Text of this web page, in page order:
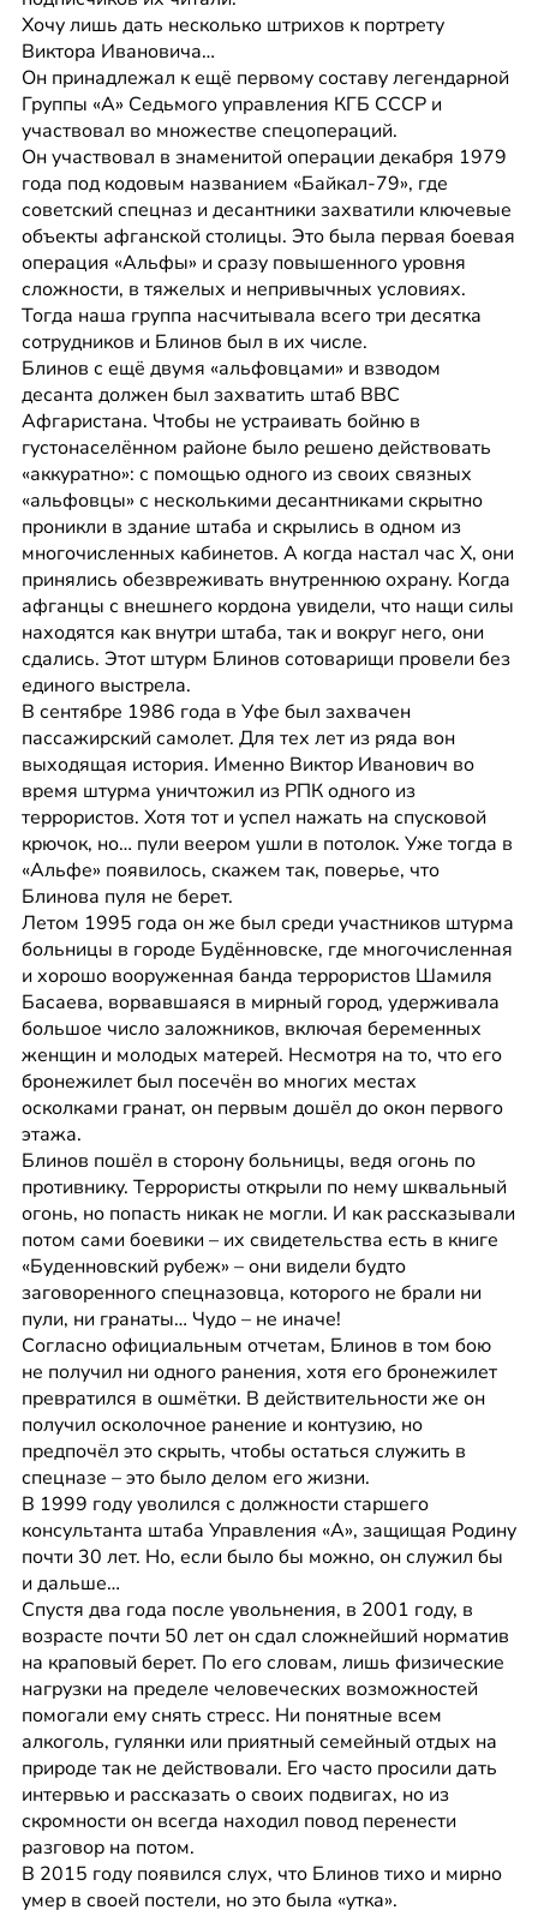
Хочу лишь дать несколько штрихов к портрету
Виктора Ивановича…
Он принадлежал к ещё первому составу легендарной
Группы «А» Седьмого управления КГБ СССР и
участвовал во множестве спецопераций.
Он участвовал в знаменитой операции декабря 1979
года под кодовым названием «Байкал-79», где
советский спецназ и десантники захватили ключевые
объекты афганской столицы. Это была первая боевая
операция «Альфы» и сразу повышенного уровня
сложности, в тяжелых и непривычных условиях.
Тогда наша группа насчитывала всего три десятка
сотрудников и Блинов был в их числе.
Блинов с ещё двумя «альфовцами» и взводом
десанта должен был захватить штаб ВВС
Афгаристана. Чтобы не устраивать бойню в
густонаселённом районе было решено действовать
«аккуратно»: с помощью одного из своих связных
«альфовцы» с несколькими десантниками скрытно
проникли в здание штаба и скрылись в одном из
многочисленных кабинетов. А когда настал час Х, они
принялись обезвреживать внутреннюю охрану. Когда
афганцы с внешнего кордона увидели, что нащи силы
находятся как внутри штаба, так и вокруг него, они
сдались. Этот штурм Блинов сотоварищи провели без
единого выстрела.
В сентябре 1986 года в Уфе был захвачен
пассажирский самолет. Для тех лет из ряда вон
выходящая история. Именно Виктор Иванович во
время штурма уничтожил из РПК одного из
террористов. Хотя тот и успел нажать на спусковой
крючок, но… пули веером ушли в потолок. Уже тогда в
«Альфе» появилось, скажем так, поверье, что
Блинова пуля не берет.
Летом 1995 года он же был среди участников штурма
больницы в городе Будённовске, где многочисленная
и хорошо вооруженная банда террористов Шамиля
Басаева, ворвавшаяся в мирный город, удерживала
большое число заложников, включая беременных
женщин и молодых матерей. Несмотря на то, что его
бронежилет был посечён во многих местах
осколками гранат, он первым дошёл до окон первого
этажа.
Блинов пошёл в сторону больницы, ведя огонь по
противнику. Террористы открыли по нему шквальный
огонь, но попасть никак не могли. И как рассказывали
потом сами боевики – их свидетельства есть в книге
«Буденновский рубеж» – они видели будто
заговоренного спецназовца, которого не брали ни
пули, ни гранаты… Чудо – не иначе!
Согласно официальным отчетам, Блинов в том бою
не получил ни одного ранения, хотя его бронежилет
превратился в ошмётки. В действительности же он
получил осколочное ранение и контузию, но
предпочёл это скрыть, чтобы остаться служить в
спецназе – это было делом его жизни.
В 1999 году уволился с должности старшего
консультанта штаба Управления «А», защищая Родину
почти 30 лет. Но, если было бы можно, он служил бы
и дальше…
Спустя два года после увольнения, в 2001 году, в
возрасте почти 50 лет он сдал сложнейший норматив
на краповый берет. По его словам, лишь физические
нагрузки на пределе человеческих возможностей
помогали ему снять стресс. Ни понятные всем
алкоголь, гулянки или приятный семейный отдых на
природе так не действовали. Его часто просили дать
интервью и рассказать о своих подвигах, но из
скромности он всегда находил повод перенести
разговор на потом.
В 2015 году появился слух, что Блинов тихо и мирно
умер в своей постели, но это была «утка».